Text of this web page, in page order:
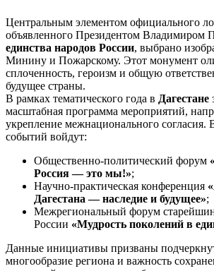
Центральным элементом официального
объявленного Президентом Владимиром
единства народов России, выбрано
Минину и Пожарскому. Этот монумент
сплоченность, героизм и общую
будущее страны.
В рамках тематического года в Дагестане
масштабная программа мероприятий,
укрепление межнационального
событий войдут:
Общественно-политический форум
Россия — это мы!»;
Научно-практическая конференция
Дагестана — наследие и будущее»;
Межрегиональный форум
России «Мудрость поколений в
Данные инициативы призваны
многообразие региона и важность